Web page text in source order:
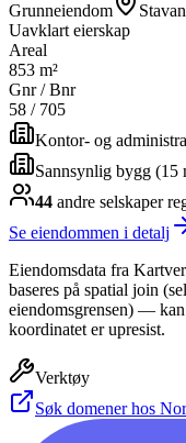
Grunneiendom
Uavklart eierskap
Areal
853 m²
Gnr / Bnr
58 / 705
Kontor- og
Sannsynlig bygg (15
44 andre selskaper
Se eiendommen i detalj
Eiendomsdata fra
baseres på spatial join
eiendomsgrensen) —
koordinatet er upresist.
Verktøy
Søk domener hos